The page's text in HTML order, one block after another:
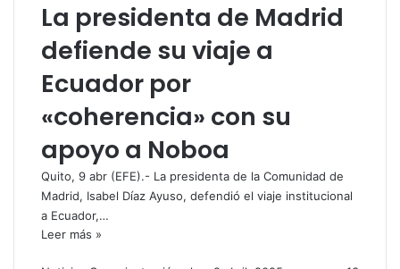
La presidenta de Madrid
defiende su viaje a
Ecuador por
«coherencia» con su
apoyo a Noboa
Quito, 9 abr (EFE).- La presidenta de la Comunidad de
Madrid, Isabel Díaz Ayuso, defendió el viaje institucional
a Ecuador,…
Leer más »